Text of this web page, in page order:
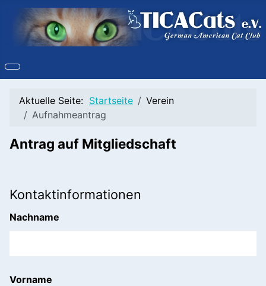
Aktuelle Seite: Startseite
Verein
Aufnahmeantrag
Antrag auf Mitgliedschaft
Kontaktinformationen
Nachname
Vorname